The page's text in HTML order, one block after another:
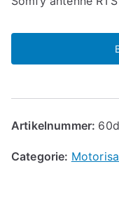
Artikelnummer:
Categorie: